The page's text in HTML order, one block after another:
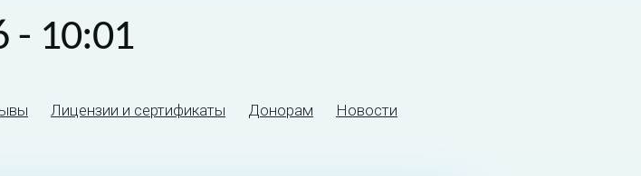
- 10:01
Лицензии и сертификаты Донорам Новости